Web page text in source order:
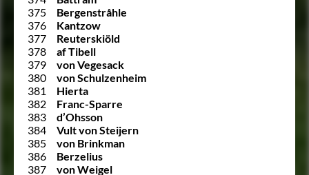
375
Bergenstråhle
376
Kantzow
377
Reuterskiöld
378
af Tibell
379
von Vegesack
380
von Schulzenheim
381
Hierta
382
Franc-Sparre
383
d’Ohsson
384
Vult von Steijern
385
von Brinkman
386
Berzelius
387
von Weigel